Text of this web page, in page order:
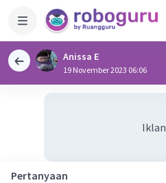
Anissa E
19 November 2023 06:06
Iklan
Pertanyaan